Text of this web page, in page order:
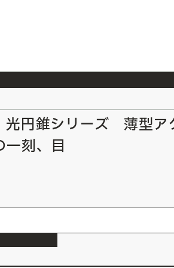
7/23 『ONE PIECE magazine 021 ONE PIECEカード付き同梱版』発
円錐シリーズ 薄型ア
刻、目